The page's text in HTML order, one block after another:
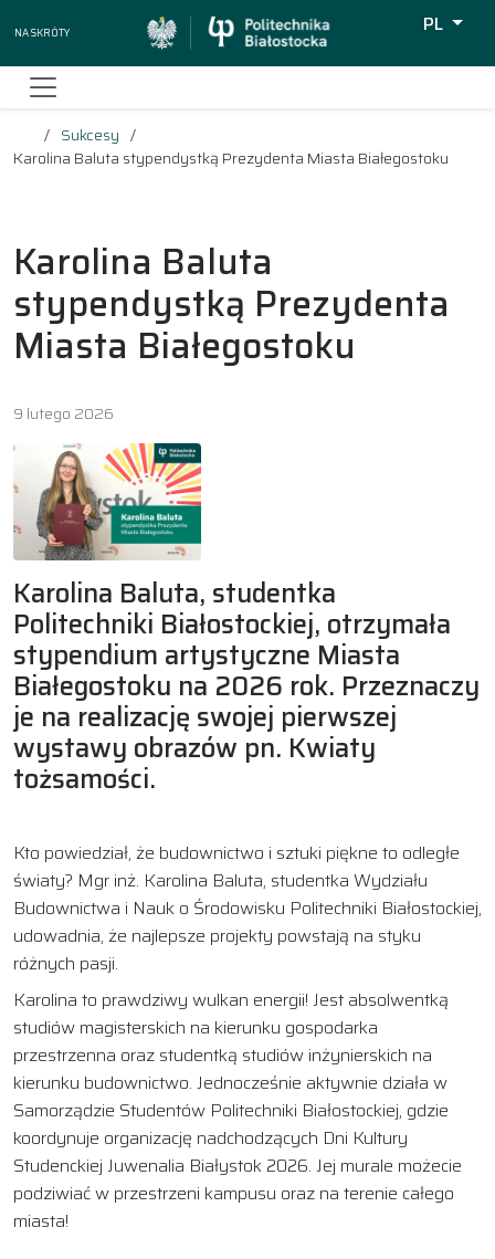
Na skróty
PL
Sukcesy
Karolina Baluta stypendystką Prezydenta Miasta Białegostoku
Karolina Baluta
stypendystką Prezydenta
Miasta Białegostoku
9 lutego 2026
Karolina Baluta, studentka
Politechniki Białostockiej, otrzymała
stypendium artystyczne Miasta
Białegostoku na 2026 rok. Przeznaczy
je na realizację swojej pierwszej
wystawy obrazów pn. Kwiaty
tożsamości.
Kto powiedział, że budownictwo i sztuki piękne to odległe
światy? Mgr inż. Karolina Baluta, studentka Wydziału
Budownictwa i Nauk o Środowisku Politechniki Białostockiej,
udowadnia, że najlepsze projekty powstają na styku
różnych pasji.
Karolina to prawdziwy wulkan energii! Jest absolwentką
studiów magisterskich na kierunku gospodarka
przestrzenna oraz studentką studiów inżynierskich na
kierunku budownictwo. Jednocześnie aktywnie działa w
Samorządzie Studentów Politechniki Białostockiej, gdzie
koordynuje organizację nadchodzących Dni Kultury
Studenckiej Juwenalia Białystok 2026. Jej murale możecie
podziwiać w przestrzeni kampusu oraz na terenie całego
miasta!